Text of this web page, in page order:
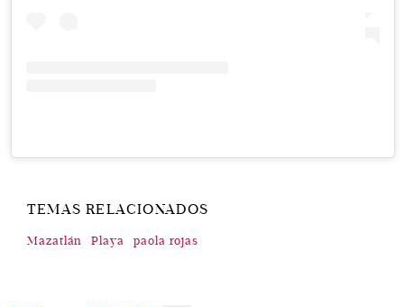
TEMAS RELACIONADOS
Mazatlán Playa paola rojas